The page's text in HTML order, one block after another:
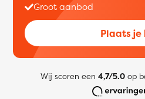
Groot aanbod
Plaats je
Wij scoren een 4,7/5.0op